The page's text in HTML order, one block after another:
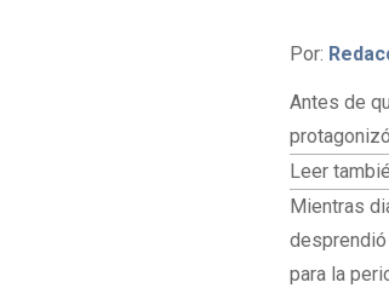
Por:
Antes de
Leer
Mientras
para la